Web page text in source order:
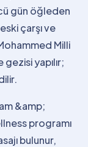
gün öğleden
çarşı ve
Milli
yapılır;
&amp;
programı
bulunur,